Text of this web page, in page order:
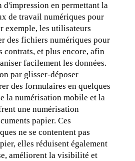
d'impression en permettant la
de travail numériques pour
exemple, les utilisateurs
des fichiers numériques pour
contrats, et plus encore, afin
facilement les données.
par glisser-déposer
des formulaires en quelques
la numérisation mobile et la
une numérisation
papier. Ces
ne se contentent pas
elles réduisent également
améliorent la visibilité et